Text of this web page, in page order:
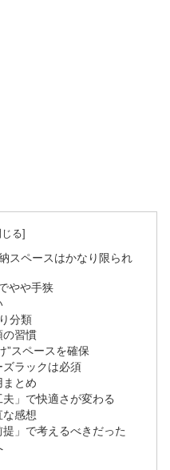
スペースはかなり限られ
やや手狭
分類
の習慣
”スペースを確保
ラックは必須
とめ
」で快適さが変わる
感想
」で考えるべきだった